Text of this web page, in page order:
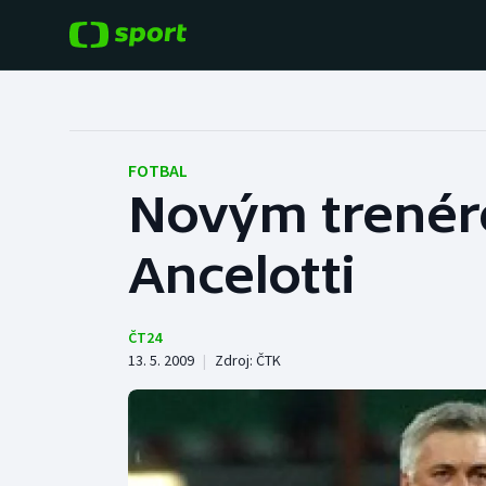
Hokej
Tenis
Cyklistika
Baseball a softbal
Basketbal
Boby a skeleton
FOTBAL
Novým
Ancelotti
ČT24
13. 5. 2009 | Zdroj: ČTK